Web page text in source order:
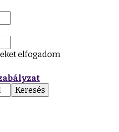
elfogadom